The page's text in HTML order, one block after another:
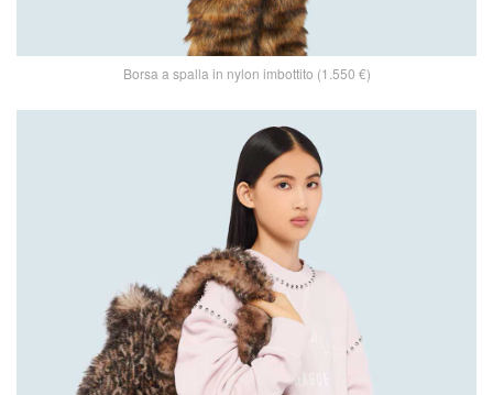
Borsa a spalla in nylon imbottito (1.550 €)